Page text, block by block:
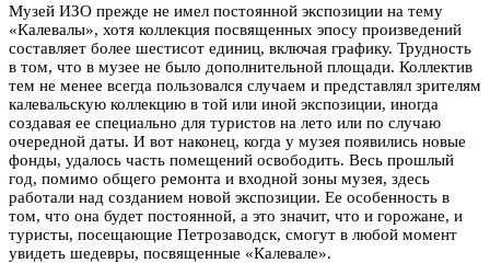
Музей ИЗО прежде не имел постоянной экспозиции на тему
«Калевалы», хотя коллекция посвященных эпосу произведений
составляет более шестисот единиц, включая графику. Трудность
в том, что в музее не было дополнительной площади. Коллектив
тем не менее всегда пользовался случаем и представлял зрителям
калевальскую коллекцию в той или иной экспозиции, иногда
создавая ее специально для туристов на лето или по случаю
очередной даты. И вот наконец, когда у музея появились новые
фонды, удалось часть помещений освободить. Весь прошлый
год, помимо общего ремонта и входной зоны музея, здесь
работали над созданием новой экспозиции. Ее особенность в
том, что она будет постоянной, а это значит, что и горожане, и
туристы, посещающие Петрозаводск, смогут в любой момент
увидеть шедевры, посвященные «Калевале».